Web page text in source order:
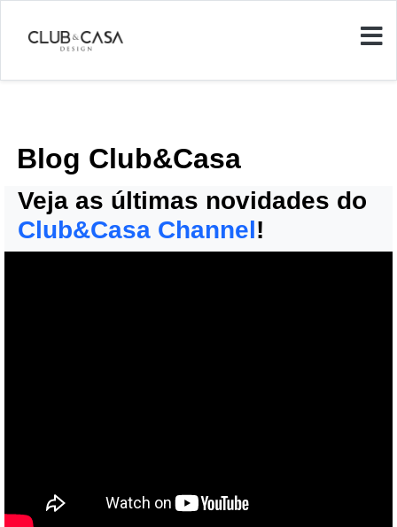
Blog Club&Casa
Veja as últimas novidades do
Club&Casa Channel!